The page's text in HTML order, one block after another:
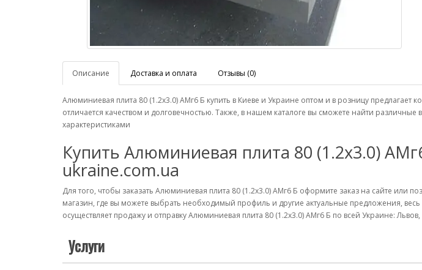
Описание Доставка и оплата Отзывы (0)
Алюминиевая плита 80 (1.2х3.0) АМг6 Б купить в Киеве и Украине оптом и в розницу
отличается качеством и долговечностью. Также, в нашем каталоге вы сможете найти
характеристиками
Купить Алюминиевая плита 80 (1.2х3.0)
ukraine.com.ua
Для того, чтобы заказать Алюминиевая плита 80 (1.2х3.0) АМг6 Б оформите заказ на сайте или
магазин, где вы можете выбрать необходимый профиль и другие актуальные предложения,
осуществляет продажу и отправку Алюминиевая плита 80 (1.2х3.0) АМг6 Б по всей Украине:
Услуги